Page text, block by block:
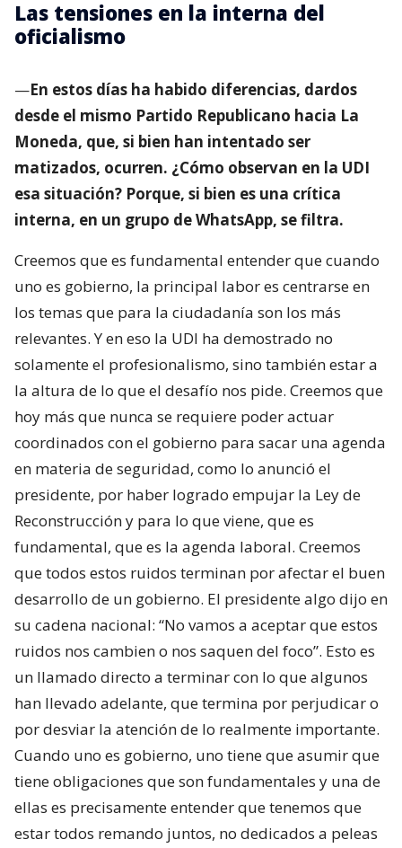
Las tensiones en la interna del
oficialismo
—En estos días ha habido diferencias, dardos
desde el mismo Partido Republicano hacia La
Moneda, que, si bien han intentado ser
matizados, ocurren. ¿Cómo observan en la UDI
esa situación? Porque, si bien es una crítica
interna, en un grupo de WhatsApp, se filtra.
Creemos que es fundamental entender que cuando
uno es gobierno, la principal labor es centrarse en
los temas que para la ciudadanía son los más
relevantes. Y en eso la UDI ha demostrado no
solamente el profesionalismo, sino también estar a
la altura de lo que el desafío nos pide. Creemos que
hoy más que nunca se requiere poder actuar
coordinados con el gobierno para sacar una agenda
en materia de seguridad, como lo anunció el
presidente, por haber logrado empujar la Ley de
Reconstrucción y para lo que viene, que es
fundamental, que es la agenda laboral. Creemos
que todos estos ruidos terminan por afectar el buen
desarrollo de un gobierno. El presidente algo dijo en
su cadena nacional: “No vamos a aceptar que estos
ruidos nos cambien o nos saquen del foco”. Esto es
un llamado directo a terminar con lo que algunos
han llevado adelante, que termina por perjudicar o
por desviar la atención de lo realmente importante.
Cuando uno es gobierno, uno tiene que asumir que
tiene obligaciones que son fundamentales y una de
ellas es precisamente entender que tenemos que
estar todos remando juntos, no dedicados a peleas